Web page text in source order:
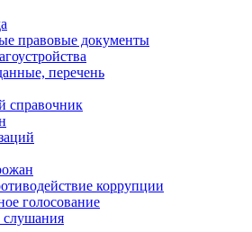
правовые документы
перечень
справочник
коррупции
голосование